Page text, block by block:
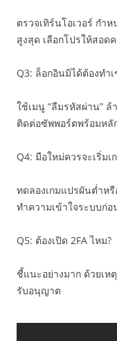
ตรวจเทิร์นโอเวอร์ กำ
สูงสุด เลือกโปรให้สอ
Q3: ล็อกอินมิได้ต้องทำ
ใช้เมนู “ลืมรหัสผ่าน”
ติดต่อซัพพอร์ตพร้อมห
Q4: มือใหม่ควรจะเริ่ม
ทดลองเกมแปรผันต่ำห
ทำความเข้าใจระบบก่อ
Q5: ต้องเปิด 2FA ไหม?
ชี้แนะอย่างมาก ด้วยเห
รับอนุญาต